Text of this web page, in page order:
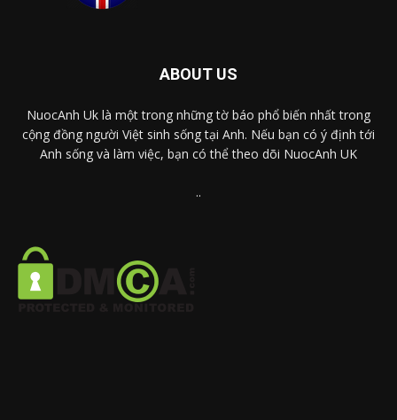
ABOUT US
NuocAnh Uk là một trong những tờ báo phổ biến nhất trong
cộng đồng người Việt sinh sống tại Anh. Nếu bạn có ý định tới
Anh sống và làm việc, bạn có thể theo dõi NuocAnh UK
..